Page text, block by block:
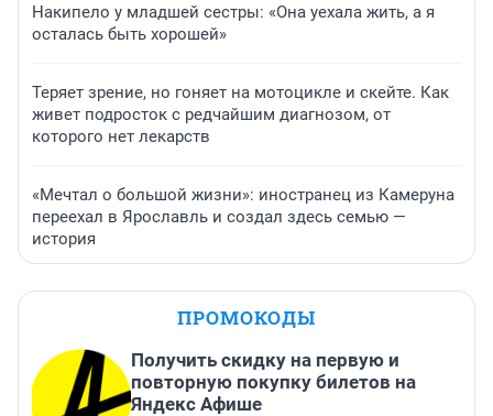
Накипело у младшей сестры: «Она уехала жить, а я
осталась быть хорошей»
Теряет зрение, но гоняет на мотоцикле и скейте. Как
живет подросток с редчайшим диагнозом, от
которого нет лекарств
«Мечтал о большой жизни»: иностранец из Камеруна
переехал в Ярославль и создал здесь семью —
история
ПРОМОКОДЫ
Получить скидку на первую и
повторную покупку билетов на
Яндекс Афише